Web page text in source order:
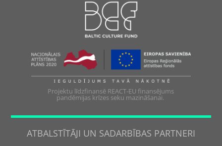
Projektu līdzfinansē REACT-EU finansējums
pandēmijas krīzes seku mazināšanai.
ATBALSTĪTĀJI UN SADARBĪBAS PARTNERI